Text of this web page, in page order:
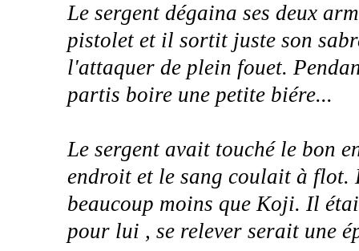
Le sergent dégaina ses deux
pistolet et il sortit juste son
l'attaquer de plein fouet.
partis boire une petite biére...
Le sergent avait touché le bon
endroit et le sang coulait à flot.
beaucoup moins que Koji. Il
pour lui , se relever serait une